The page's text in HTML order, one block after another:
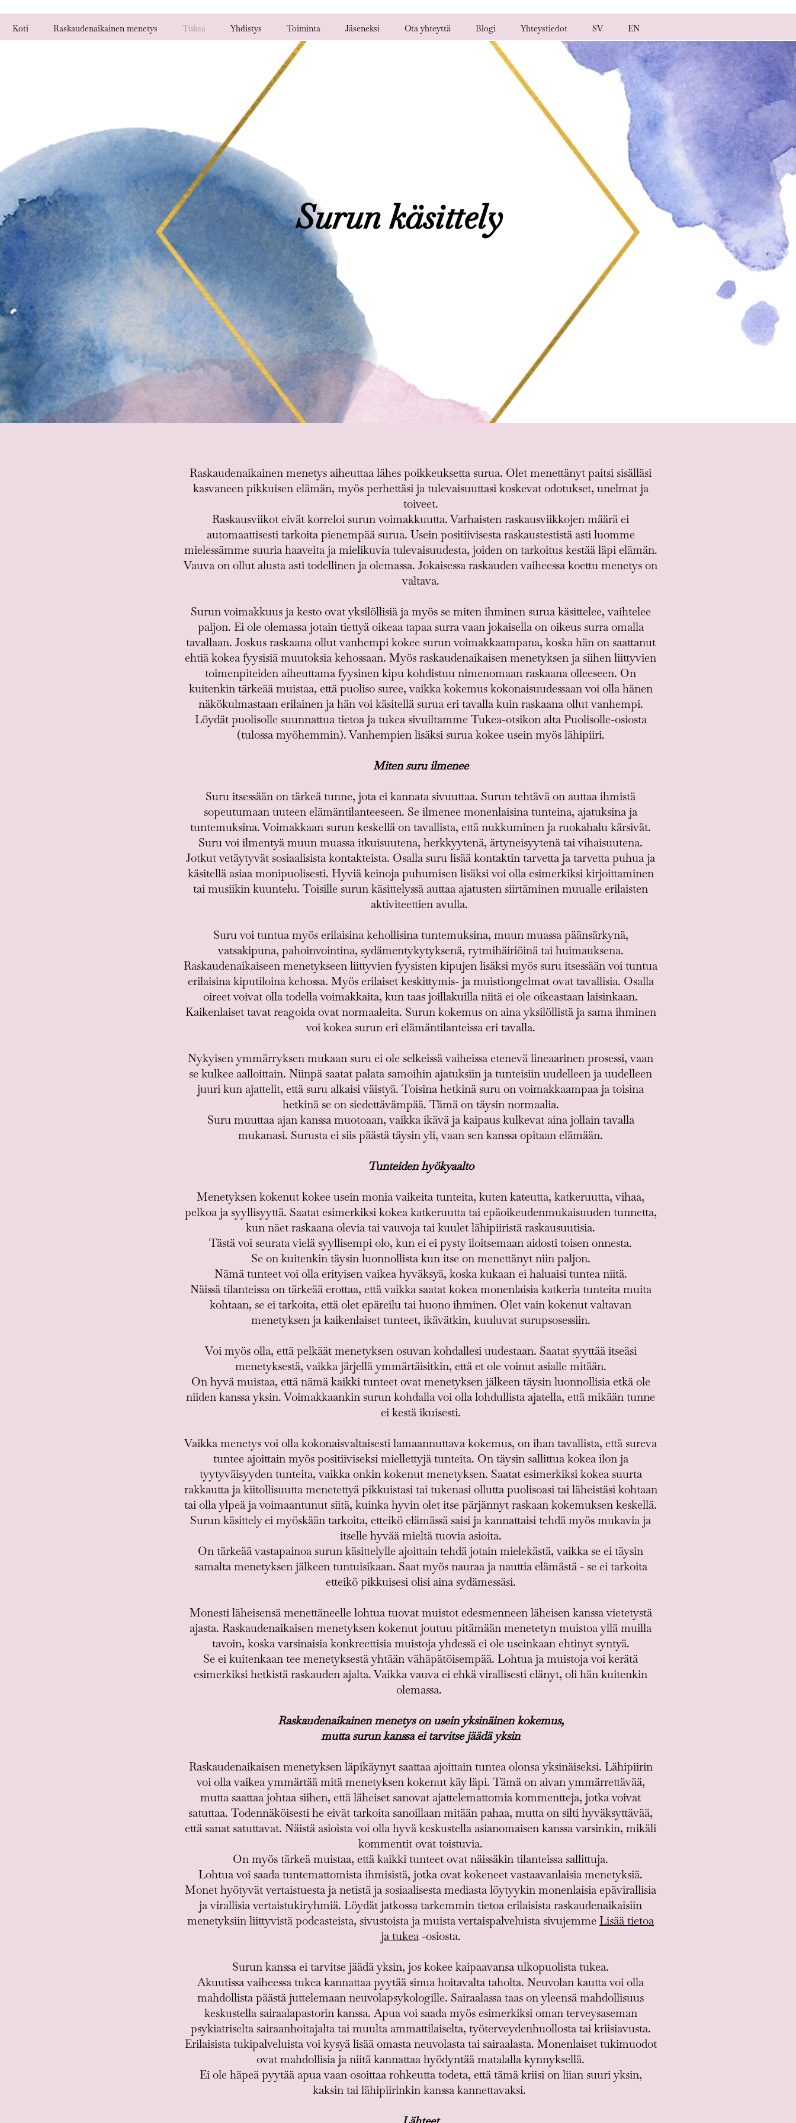
Koti Raskaudenaikainen menetys Tukea Yhdistys Toiminta Jäseneksi Ota yhteyttä Blogi Yhteystiedot SV EN
Surun käsittely
Raskaudenaikainen menetys aiheuttaa lähes poikkeuksetta surua. Olet menettänyt paitsi sisälläsi
kasvaneen pikkuisen elämän, myös perhettäsi ja tulevaisuuttasi koskevat odotukset, unelmat ja
toiveet.
Raskausviikot eivät korreloi surun voimakkuutta. Varhaisten raskausviikkojen määrä ei
automaattisesti tarkoita pienempää surua. Usein positiivisesta raskaustestistä asti luomme
mielessämme suuria haaveita ja mielikuvia tulevaisuudesta, joiden on tarkoitus kestää läpi elämän.
Vauva on ollut alusta asti todellinen ja olemassa. Jokaisessa raskauden vaiheessa koettu menetys on
valtava.
Surun voimakkuus ja kesto ovat yksilöllisiä ja myös se miten ihminen surua käsittelee, vaihtelee
paljon. Ei ole olemassa jotain tiettyä oikeaa tapaa surra vaan jokaisella on oikeus surra omalla
tavallaan. Joskus raskaana ollut vanhempi kokee surun voimakkaampana, koska hän on saattanut
ehtiä kokea fyysisiä muutoksia kehossaan. Myös raskaudenaikaisen menetyksen ja siihen liittyvien
toimenpiteiden aiheuttama fyysinen kipu kohdistuu nimenomaan raskaana olleeseen. On
kuitenkin tärkeää muistaa, että puoliso suree, vaikka kokemus kokonaisuudessaan voi olla hänen
näkökulmastaan erilainen ja hän voi käsitellä surua eri tavalla kuin raskaana ollut vanhempi.
Löydät puolisolle suunnattua tietoa ja tukea sivuiltamme Tukea-otsikon alta Puolisolle-osiosta
(tulossa myöhemmin). Vanhempien lisäksi surua kokee usein myös lähipiiri.
Miten suru ilmenee
Suru itsessään on tärkeä tunne, jota ei kannata sivuuttaa. Surun tehtävä on auttaa ihmistä
sopeutumaan uuteen elämäntilanteeseen. Se ilmenee monenlaisina tunteina, ajatuksina ja
tuntemuksina. Voimakkaan surun keskellä on tavallista, että nukkuminen ja ruokahalu kärsivät.
Suru voi ilmentyä muun muassa itkuisuutena, herkkyytenä, ärtyneisyytenä tai vihaisuutena.
Jotkut vetäytyvät sosiaalisista kontakteista. Osalla suru lisää kontaktin tarvetta ja tarvetta puhua ja
käsitellä asiaa monipuolisesti. Hyviä keinoja puhumisen lisäksi voi olla esimerkiksi kirjoittaminen
tai musiikin kuuntelu. Toisille surun käsittelyssä auttaa ajatusten siirtäminen muualle erilaisten
aktiviteettien avulla.
Suru voi tuntua myös erilaisina kehollisina tuntemuksina, muun muassa päänsärkynä,
vatsakipuna, pahoinvointina, sydämentykytyksenä, rytmihäiriöinä tai huimauksena.
Raskaudenaikaiseen menetykseen liittyvien fyysisten kipujen lisäksi myös suru itsessään voi tuntua
erilaisina kiputiloina kehossa. Myös erilaiset keskittymis- ja muistiongelmat ovat tavallisia. Osalla
oireet voivat olla todella voimakkaita, kun taas joillakuilla niitä ei ole oikeastaan laisinkaan.
Kaikenlaiset tavat reagoida ovat normaaleita. Surun kokemus on aina yksilöllistä ja sama ihminen
voi kokea surun eri elämäntilanteissa eri tavalla.
Nykyisen ymmärryksen mukaan suru ei ole selkeissä vaiheissa etenevä lineaarinen prosessi, vaan
se kulkee aalloittain. Niinpä saatat palata samoihin ajatuksiin ja tunteisiin uudelleen ja uudelleen
juuri kun ajattelit, että suru alkaisi väistyä. Toisina hetkinä suru on voimakkaampaa ja toisina
hetkinä se on siedettävämpää. Tämä on täysin normaalia.
Suru muuttaa ajan kanssa muotoaan, vaikka ikävä ja kaipaus kulkevat aina jollain tavalla
mukanasi. Surusta ei siis päästä täysin yli, vaan sen kanssa opitaan elämään.
Tunteiden hyökyaalto
Menetyksen kokenut kokee usein monia vaikeita tunteita, kuten kateutta, katkeruutta, vihaa,
pelkoa ja syyllisyyttä. Saatat esimerkiksi kokea katkeruutta tai epäoikeudenmukaisuuden tunnetta,
kun näet raskaana olevia tai vauvoja tai kuulet lähipiiristä raskausuutisia.
Tästä voi seurata vielä syyllisempi olo, kun ei ei pysty iloitsemaan aidosti toisen onnesta.
Se on kuitenkin täysin luonnollista kun itse on menettänyt niin paljon.
Nämä tunteet voi olla erityisen vaikea hyväksyä, koska kukaan ei haluaisi tuntea niitä.
Näissä tilanteissa on tärkeää erottaa, että vaikka saatat kokea monenlaisia katkeria tunteita muita
kohtaan, se ei tarkoita, että olet epäreilu tai huono ihminen. Olet vain kokenut valtavan
menetyksen ja kaikenlaiset tunteet, ikävätkin, kuuluvat surupsosessiin.
Voi myös olla, että pelkäät menetyksen osuvan kohdallesi uudestaan. Saatat syyttää itseäsi
menetyksestä, vaikka järjellä ymmärtäisitkin, että et ole voinut asialle mitään.
On hyvä muistaa, että nämä kaikki tunteet ovat menetyksen jälkeen täysin luonnollisia etkä ole
niiden kanssa yksin. Voimakkaankin surun kohdalla voi olla lohdullista ajatella, että mikään tunne
ei kestä ikuisesti.
Vaikka menetys voi olla kokonaisvaltaisesti lamaannuttava kokemus, on ihan tavallista, että sureva
tuntee ajoittain myös positiiviseksi miellettyjä tunteita. On täysin sallittua kokea ilon ja
tyytyväisyyden tunteita, vaikka onkin kokenut menetyksen. Saatat esimerkiksi kokea suurta
rakkautta ja kiitollisuutta menetettyä pikkuistasi tai tukenasi ollutta puolisoasi tai läheistäsi kohtaan
tai olla ylpeä ja voimaantunut siitä, kuinka hyvin olet itse pärjännyt raskaan kokemuksen keskellä.
Surun käsittely ei myöskään tarkoita, etteikö elämässä saisi ja kannattaisi tehdä myös mukavia ja
itselle hyvää mieltä tuovia asioita.
On tärkeää vastapainoa surun käsittelylle ajoittain tehdä jotain mielekästä, vaikka se ei täysin
samalta menetyksen jälkeen tuntuisikaan. Saat myös nauraa ja nauttia elämästä - se ei tarkoita
etteikö pikkuisesi olisi aina sydämessäsi.
Monesti läheisensä menettäneelle lohtua tuovat muistot edesmenneen läheisen kanssa vietetystä
ajasta. Raskaudenaikaisen menetyksen kokenut joutuu pitämään menetetyn muistoa yllä muilla
tavoin, koska varsinaisia konkreettisia muistoja yhdessä ei ole useinkaan ehtinyt syntyä.
Se ei kuitenkaan tee menetyksestä yhtään vähäpätöisempää. Lohtua ja muistoja voi kerätä
esimerkiksi hetkistä raskauden ajalta. Vaikka vauva ei ehkä virallisesti elänyt, oli hän kuitenkin
olemassa.
Raskaudenaikainen menetys on usein yksinäinen kokemus,
mutta surun kanssa ei tarvitse jäädä yksin
Raskaudenaikaisen menetyksen läpikäynyt saattaa ajoittain tuntea olonsa yksinäiseksi. Lähipiirin
voi olla vaikea ymmärtää mitä menetyksen kokenut käy läpi. Tämä on aivan ymmärrettävää,
mutta saattaa johtaa siihen, että läheiset sanovat ajattelemattomia kommentteja, jotka voivat
satuttaa. Todennäköisesti he eivät tarkoita sanoillaan mitään pahaa, mutta on silti hyväksyttävää,
että sanat satuttavat. Näistä asioista voi olla hyvä keskustella asianomaisen kanssa varsinkin, mikäli
kommentit ovat toistuvia.
On myös tärkeä muistaa, että kaikki tunteet ovat näissäkin tilanteissa sallittuja.
Lohtua voi saada tuntemattomista ihmisistä, jotka ovat kokeneet vastaavanlaisia menetyksiä.
Monet hyötyvät vertaistuesta ja netistä ja sosiaalisesta mediasta löytyykin monenlaisia epävirallisia
ja virallisia vertaistukiryhmiä. Löydät jatkossa tarkemmin tietoa erilaisista raskaudenaikaisiin
menetyksiin liittyvistä podcasteista, sivustoista ja muista vertaispalveluista sivujemme Lisää tietoa
ja tukea-osiosta.
Surun kanssa ei tarvitse jäädä yksin, jos kokee kaipaavansa ulkopuolista tukea.
Akuutissa vaiheessa tukea kannattaa pyytää sinua hoitavalta taholta. Neuvolan kautta voi olla
mahdollista päästä juttelemaan neuvolapsykologille. Sairaalassa taas on yleensä mahdollisuus
keskustella sairaalapastorin kanssa. Apua voi saada myös esimerkiksi oman terveysaseman
psykiatriselta sairaanhoitajalta tai muulta ammattilaiselta, työterveydenhuollosta tai kriisiavusta.
Erilaisista tukipalveluista voi kysyä lisää omasta neuvolasta tai sairaalasta. Monenlaiset tukimuodot
ovat mahdollisia ja niitä kannattaa hyödyntää matalalla kynnyksellä.
Ei ole häpeä pyytää apua vaan osoittaa rohkeutta todeta, että tämä kriisi on liian suuri yksin,
kaksin tai lähipiirinkin kanssa kannettavaksi.